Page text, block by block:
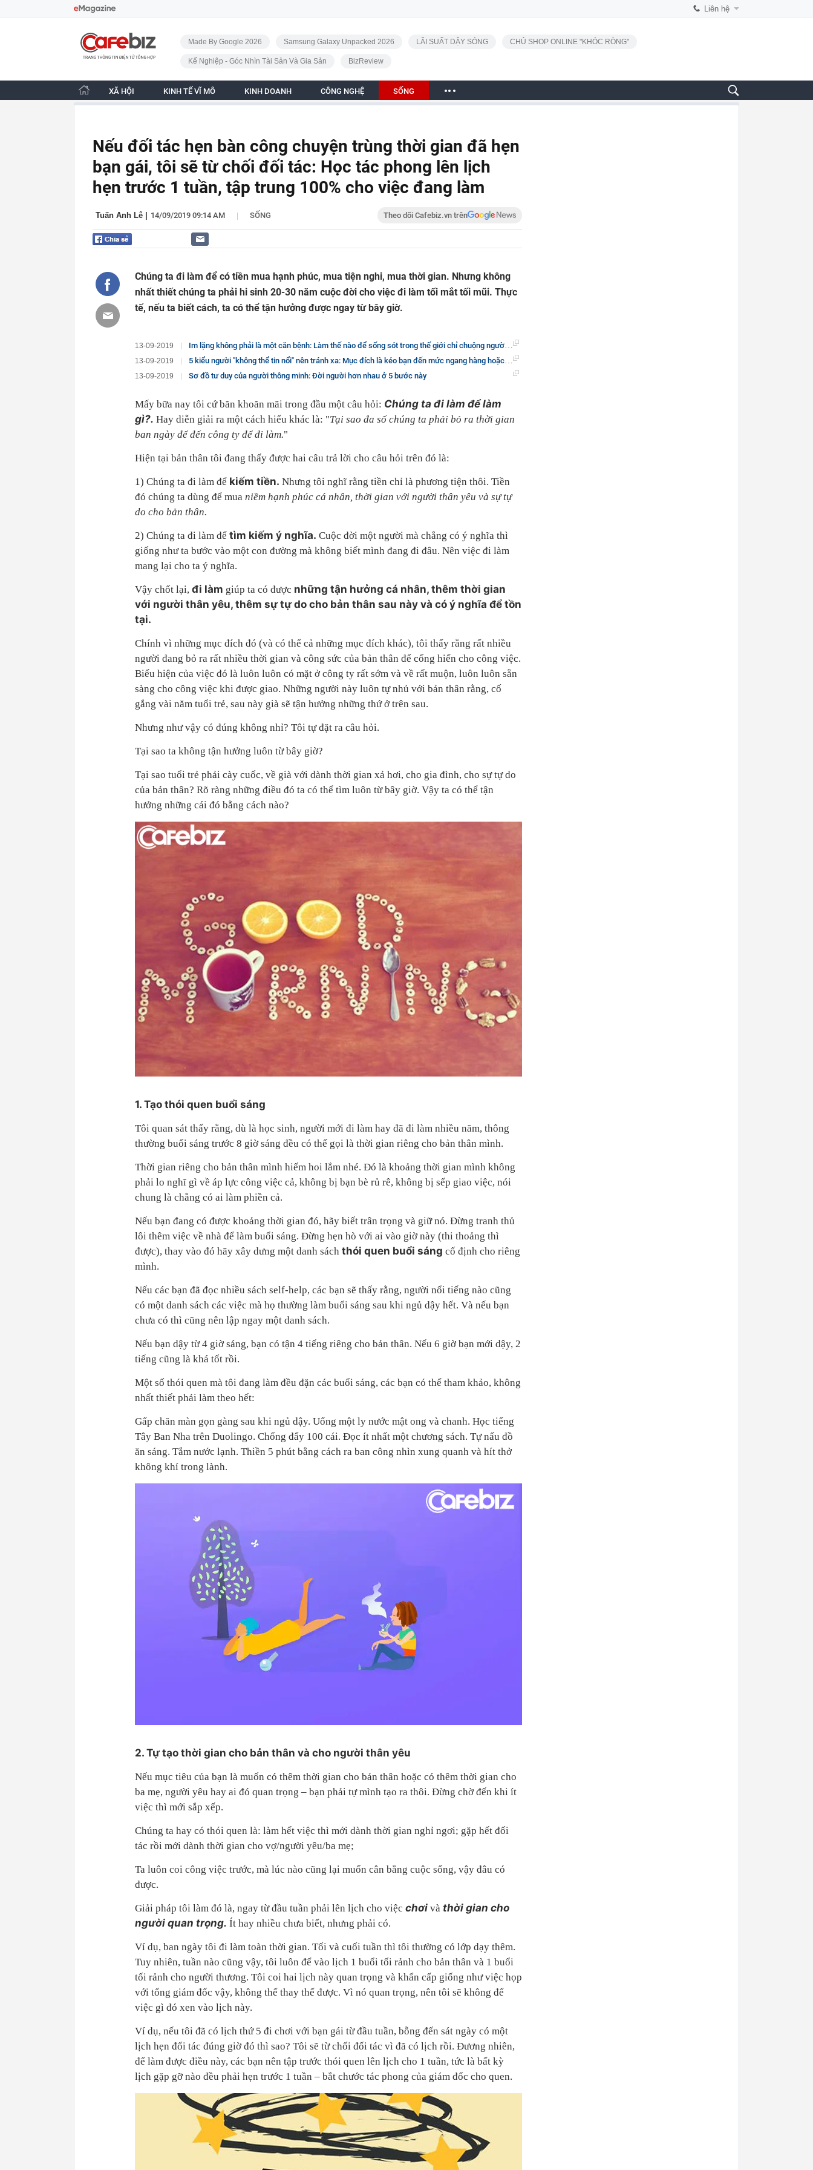
Liên hệ
CafeBiz - Trang chủ
Made By Google 2026 Samsung Galaxy Unpacked 2026 LÃI SUẤT DẬY SÓNG CHỦ SHOP ONLINE "KHÓC RÒNG"
Kế Nghiệp - Góc Nhìn Tài Sản Và Gia Sản BizReview
XÃ HỘI KINH TẾ VĨ MÔ KINH DOANH CÔNG NGHỆ SỐNG
Nếu đối tác hẹn bàn công chuyện trùng thời gian đã hẹn
bạn gái, tôi sẽ từ chối đối tác: Học tác phong lên lịch
hẹn trước 1 tuần, tập trung 100% cho việc đang làm
Tuấn Anh Lê 14/09/2019 09:14 AM | SỐNG Theo dõi Cafebiz.vn trên
Chúng ta đi làm để có tiền mua hạnh phúc, mua tiện nghi, mua thời gian. Nhưng không
nhất thiết chúng ta phải hi sinh 20-30 năm cuộc đời cho việc đi làm tối mắt tối mũi. Thực
tế, nếu ta biết cách, ta có thể tận hưởng được ngay từ bây giờ.
13-09-2019 Im lặng không phải là một căn bệnh: Làm thế nào để sống sót trong thế giới chỉ chuộng người hướng ngoại?
13-09-2019 5 kiểu người "không thể tin nổi" nên tránh xa: Mục đích là kéo bạn đến mức ngang hàng hoặc thấp hơn họ, khiến đời bạn không khá lên được!
13-09-2019 Sơ đồ tư duy của người thông minh: Đời người hơn nhau ở 5 bước này
Mấy bữa nay tôi cứ băn khoăn mãi trong đầu một câu hỏi: Chúng ta đi làm để làm
gì?. Hay diễn giải ra một cách hiểu khác là: "Tại sao đa số chúng ta phải bỏ ra thời gian
ban ngày để đến công ty để đi làm."
Hiện tại bản thân tôi đang thấy được hai câu trả lời cho câu hỏi trên đó là:
1) Chúng ta đi làm để kiếm tiền. Nhưng tôi nghĩ rằng tiền chỉ là phương tiện thôi. Tiền
đó chúng ta dùng để mua niềm hạnh phúc cá nhân, thời gian với người thân yêu và sự tự
do cho bản thân.
2) Chúng ta đi làm để tìm kiếm ý nghĩa. Cuộc đời một người mà chẳng có ý nghĩa thì
giống như ta bước vào một con đường mà không biết mình đang đi đâu. Nên việc đi làm
mang lại cho ta ý nghĩa.
Vậy chốt lại, đi làm giúp ta có được những tận hưởng cá nhân, thêm thời gian
với người thân yêu, thêm sự tự do cho bản thân sau này và có ý nghĩa để tồn
tại.
Chính vì những mục đích đó (và có thể cả những mục đích khác), tôi thấy rằng rất nhiều
người đang bỏ ra rất nhiều thời gian và công sức của bản thân để cống hiến cho công việc.
Biểu hiện của việc đó là luôn luôn có mặt ở công ty rất sớm và về rất muộn, luôn luôn sẵn
sàng cho công việc khi được giao. Những người này luôn tự nhủ với bản thân rằng, cố
gắng vài năm tuổi trẻ, sau này già sẽ tận hưởng những thứ ở trên sau.
Nhưng như vậy có đúng không nhỉ? Tôi tự đặt ra câu hỏi.
Tại sao ta không tận hưởng luôn từ bây giờ?
Tại sao tuổi trẻ phải cày cuốc, về già với dành thời gian xả hơi, cho gia đình, cho sự tự do
của bản thân? Rõ ràng những điều đó ta có thể tìm luôn từ bây giờ. Vậy ta có thể tận
hưởng những cái đó bằng cách nào?
1. Tạo thói quen buổi sáng
Tôi quan sát thấy rằng, dù là học sinh, người mới đi làm hay đã đi làm nhiều năm, thông
thường buổi sáng trước 8 giờ sáng đều có thể gọi là thời gian riêng cho bản thân mình.
Thời gian riêng cho bản thân mình hiếm hoi lắm nhé. Đó là khoảng thời gian mình không
phải lo nghĩ gì về áp lực công việc cả, không bị bạn bè rủ rê, không bị sếp giao việc, nói
chung là chẳng có ai làm phiền cả.
Nếu bạn đang có được khoảng thời gian đó, hãy biết trân trọng và giữ nó. Đừng tranh thủ
lôi thêm việc về nhà để làm buổi sáng. Đừng hẹn hò với ai vào giờ này (thi thoảng thì
được), thay vào đó hãy xây dưng một danh sách thói quen buổi sáng cố định cho riêng
mình.
Nếu các bạn đã đọc nhiều sách self-help, các bạn sẽ thấy rằng, người nổi tiếng nào cũng
có một danh sách các việc mà họ thường làm buổi sáng sau khi ngủ dậy hết. Và nếu bạn
chưa có thì cũng nên lập ngay một danh sách.
Nếu bạn dậy từ 4 giờ sáng, bạn có tận 4 tiếng riêng cho bản thân. Nếu 6 giờ bạn mới dậy, 2
tiếng cũng là khá tốt rồi.
Một số thói quen mà tôi đang làm đều đặn các buổi sáng, các bạn có thể tham khảo, không
nhất thiết phải làm theo hết:
Gấp chăn màn gọn gàng sau khi ngủ dậy. Uống một ly nước mật ong và chanh. Học tiếng
Tây Ban Nha trên Duolingo. Chống đẩy 100 cái. Đọc ít nhất một chương sách. Tự nấu đồ
ăn sáng. Tắm nước lạnh. Thiền 5 phút bằng cách ra ban công nhìn xung quanh và hít thở
không khí trong lành.
2. Tự tạo thời gian cho bản thân và cho người thân yêu
Nếu mục tiêu của bạn là muốn có thêm thời gian cho bản thân hoặc có thêm thời gian cho
ba mẹ, người yêu hay ai đó quan trọng – bạn phải tự mình tạo ra thôi. Đừng chờ đến khi ít
việc thì mới sắp xếp.
Chúng ta hay có thói quen là: làm hết việc thì mới dành thời gian nghỉ ngơi; gặp hết đối
tác rồi mới dành thời gian cho vợ/người yêu/ba mẹ;
Ta luôn coi công việc trước, mà lúc nào cũng lại muốn cân bằng cuộc sống, vậy đâu có
được.
Giải pháp tôi làm đó là, ngay từ đầu tuần phải lên lịch cho việc chơi và thời gian cho
người quan trọng. Ít hay nhiều chưa biết, nhưng phải có.
Ví dụ, ban ngày tôi đi làm toàn thời gian. Tối và cuối tuần thì tôi thường có lớp dạy thêm.
Tuy nhiên, tuần nào cũng vậy, tôi luôn để vào lịch 1 buổi tối rảnh cho bản thân và 1 buổi
tối rảnh cho người thương. Tôi coi hai lịch này quan trọng và khẩn cấp giống như việc họp
với tổng giám đốc vậy, không thể thay thế được. Vì nó quan trọng, nên tôi sẽ không để
việc gì đó xen vào lịch này.
Ví dụ, nếu tôi đã có lịch thứ 5 đi chơi với bạn gái từ đầu tuần, bỗng đến sát ngày có một
lịch hẹn đối tác đúng giờ đó thì sao? Tôi sẽ từ chối đối tác vì đã có lịch rồi. Đương nhiên,
để làm được điều này, các bạn nên tập trước thói quen lên lịch cho 1 tuần, tức là bất kỳ
lịch gặp gỡ nào đều phải hẹn trước 1 tuần – bắt chước tác phong của giám đốc cho quen.